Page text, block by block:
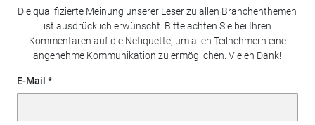
Die qualifizierte Meinung unserer Leser zu allen Branchenthemen
ist ausdrücklich erwünscht. Bitte achten Sie bei Ihren
Kommentaren auf die Netiquette, um allen Teilnehmern eine
angenehme Kommunikation zu ermöglichen. Vielen Dank!
E-Mail